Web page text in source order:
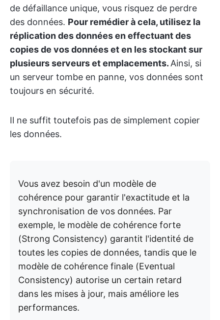
de défaillance unique, vous risquez de perdre
des données. Pour remédier à cela, utilisez la
réplication des données en effectuant des
copies de vos données et en les stockant sur
plusieurs serveurs et emplacements. Ainsi, si
un serveur tombe en panne, vos données sont
toujours en sécurité.
Il ne suffit toutefois pas de simplement copier
les données.
Vous avez besoin d'un modèle de
cohérence pour garantir l'exactitude et la
synchronisation de vos données. Par
exemple, le modèle de cohérence forte
(Strong Consistency) garantit l'identité de
toutes les copies de données, tandis que le
modèle de cohérence finale (Eventual
Consistency) autorise un certain retard
dans les mises à jour, mais améliore les
performances.